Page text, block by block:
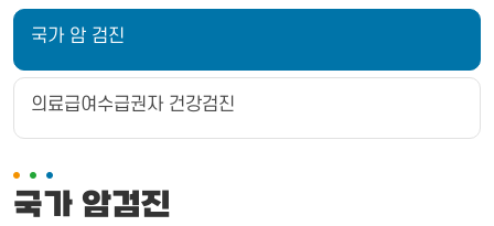
국가 암 검진
의료급여수급권자 건강검진
국가 암검진